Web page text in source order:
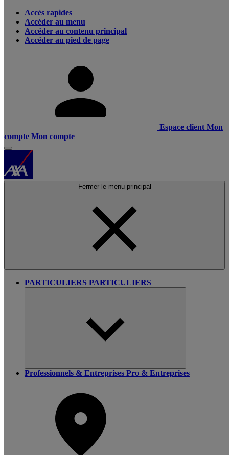
Accès rapides
Accéder au menu
Accéder au contenu principal
Accéder au pied de page
Espace client Mon
compte Mon compte
Fermer le menu principal
PARTICULIERS PARTICULIERS
Professionnels & Entreprises Pro & Entreprises